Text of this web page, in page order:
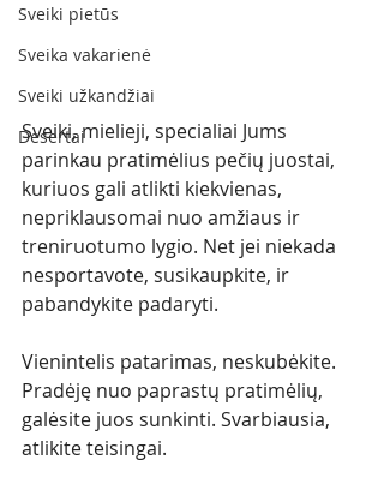
Sveiki pietūs
Sveika vakarienė
Sveiki užkandžiai
Desertai
Sveiki, mielieji, specialiai Jums
parinkau pratimėlius pečių juostai,
kuriuos gali atlikti kiekvienas,
nepriklausomai nuo amžiaus ir
treniruotumo lygio. Net jei niekada
nesportavote, susikaupkite, ir
pabandykite padaryti.
Vienintelis patarimas, neskubėkite.
Pradėję nuo paprastų pratimėlių,
galėsite juos sunkinti. Svarbiausia,
atlikite teisingai.